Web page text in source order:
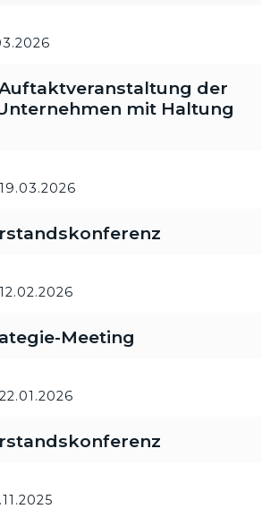
der
mit Haltung
19.03.2026
12.02.2026
Meeting
22.01.2026